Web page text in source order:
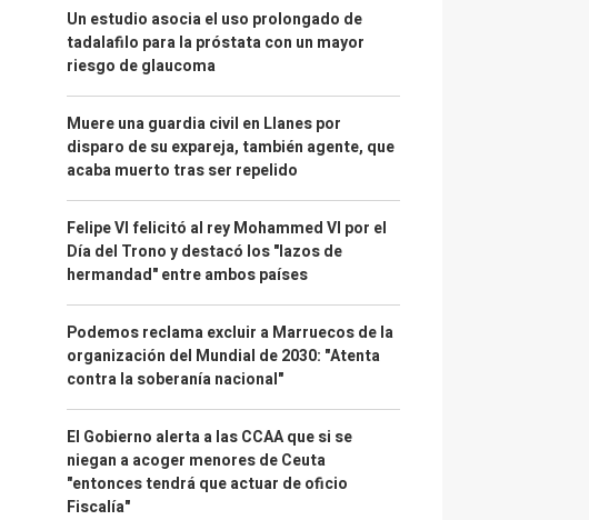
Un estudio asocia el uso prolongado de
tadalafilo para la próstata con un mayor
riesgo de glaucoma
Muere una guardia civil en Llanes por
disparo de su expareja, también agente, que
acaba muerto tras ser repelido
Felipe VI felicitó al rey Mohammed VI por el
Día del Trono y destacó los "lazos de
hermandad" entre ambos países
Podemos reclama excluir a Marruecos de la
organización del Mundial de 2030: "Atenta
contra la soberanía nacional"
El Gobierno alerta a las CCAA que si se
niegan a acoger menores de Ceuta
"entonces tendrá que actuar de oficio
Fiscalía"